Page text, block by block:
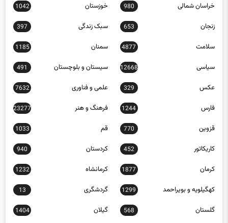
خراسان شمالی 980 خوزستان 1042
زنجان 653 سبک زندگی 397
سلامت 4877 سمنان 1185
سیاسی 12668 سیستان و بلوچستان 491
عکس 329 علمی و فناوری 7632
فارس 1244 فرهنگ و هنر 23277
قزوین 770 قم 1033
کاریکاتور 452 کردستان 940
کرمان 1877 کرمانشاه 1232
کهگیلویه و بویراحمد 1299 گردشگری 13